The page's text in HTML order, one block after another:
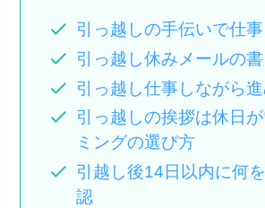
引っ越しの手伝いで仕
引っ越し休みメールの
引っ越し仕事しながら
引っ越しの挨拶は休日
ミングの選び方
引越し後14日以内に何
認